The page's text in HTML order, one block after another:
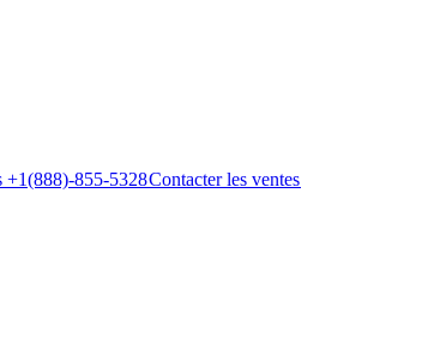
+1(888)-855-5328​​Contacter les ventes​​